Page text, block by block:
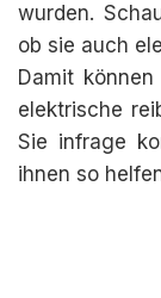
wurden.
ob sie auch
Damit
elektrische
Sie infrage
ihnen so